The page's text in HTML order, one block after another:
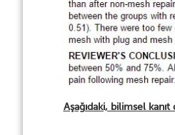
Aşağıdaki, bilimsel